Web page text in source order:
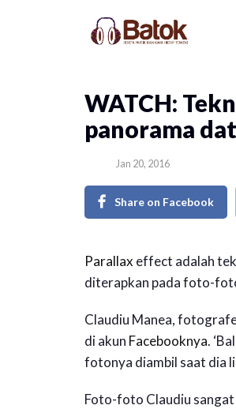
WATCH:
panorama
Jan 20, 2016
Share on Facebook
Parallax effect adalah
diterapkan pada foto-
Claudiu Manea,
di akun Facebooknya.
fotonya diambil saat dia
Foto-foto Claudiu